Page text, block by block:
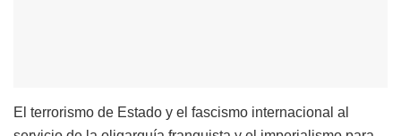
El terrorismo de Estado y el fascismo internacional al